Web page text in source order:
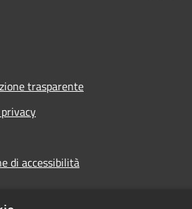
trasparente
di accessibilità